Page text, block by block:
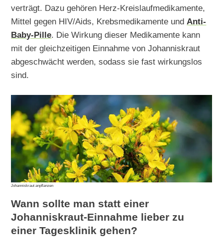
verträgt. Dazu gehören Herz-Kreislaufmedikamente,
Mittel gegen HIV/Aids, Krebsmedikamente und Anti-
Baby-Pille. Die Wirkung dieser Medikamente kann
mit der gleichzeitigen Einnahme von Johanniskraut
abgeschwächt werden, sodass sie fast wirkungslos
sind.
Johanniskraut anpflanzen
Wann sollte man statt einer
Johanniskraut-Einnahme lieber zu
einer Tagesklinik gehen?